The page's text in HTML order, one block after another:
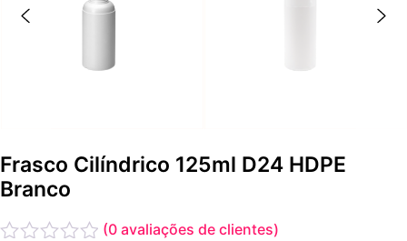
Frasco Cilíndrico 125ml D24 HDPE
Branco
(0 avaliações de clientes)